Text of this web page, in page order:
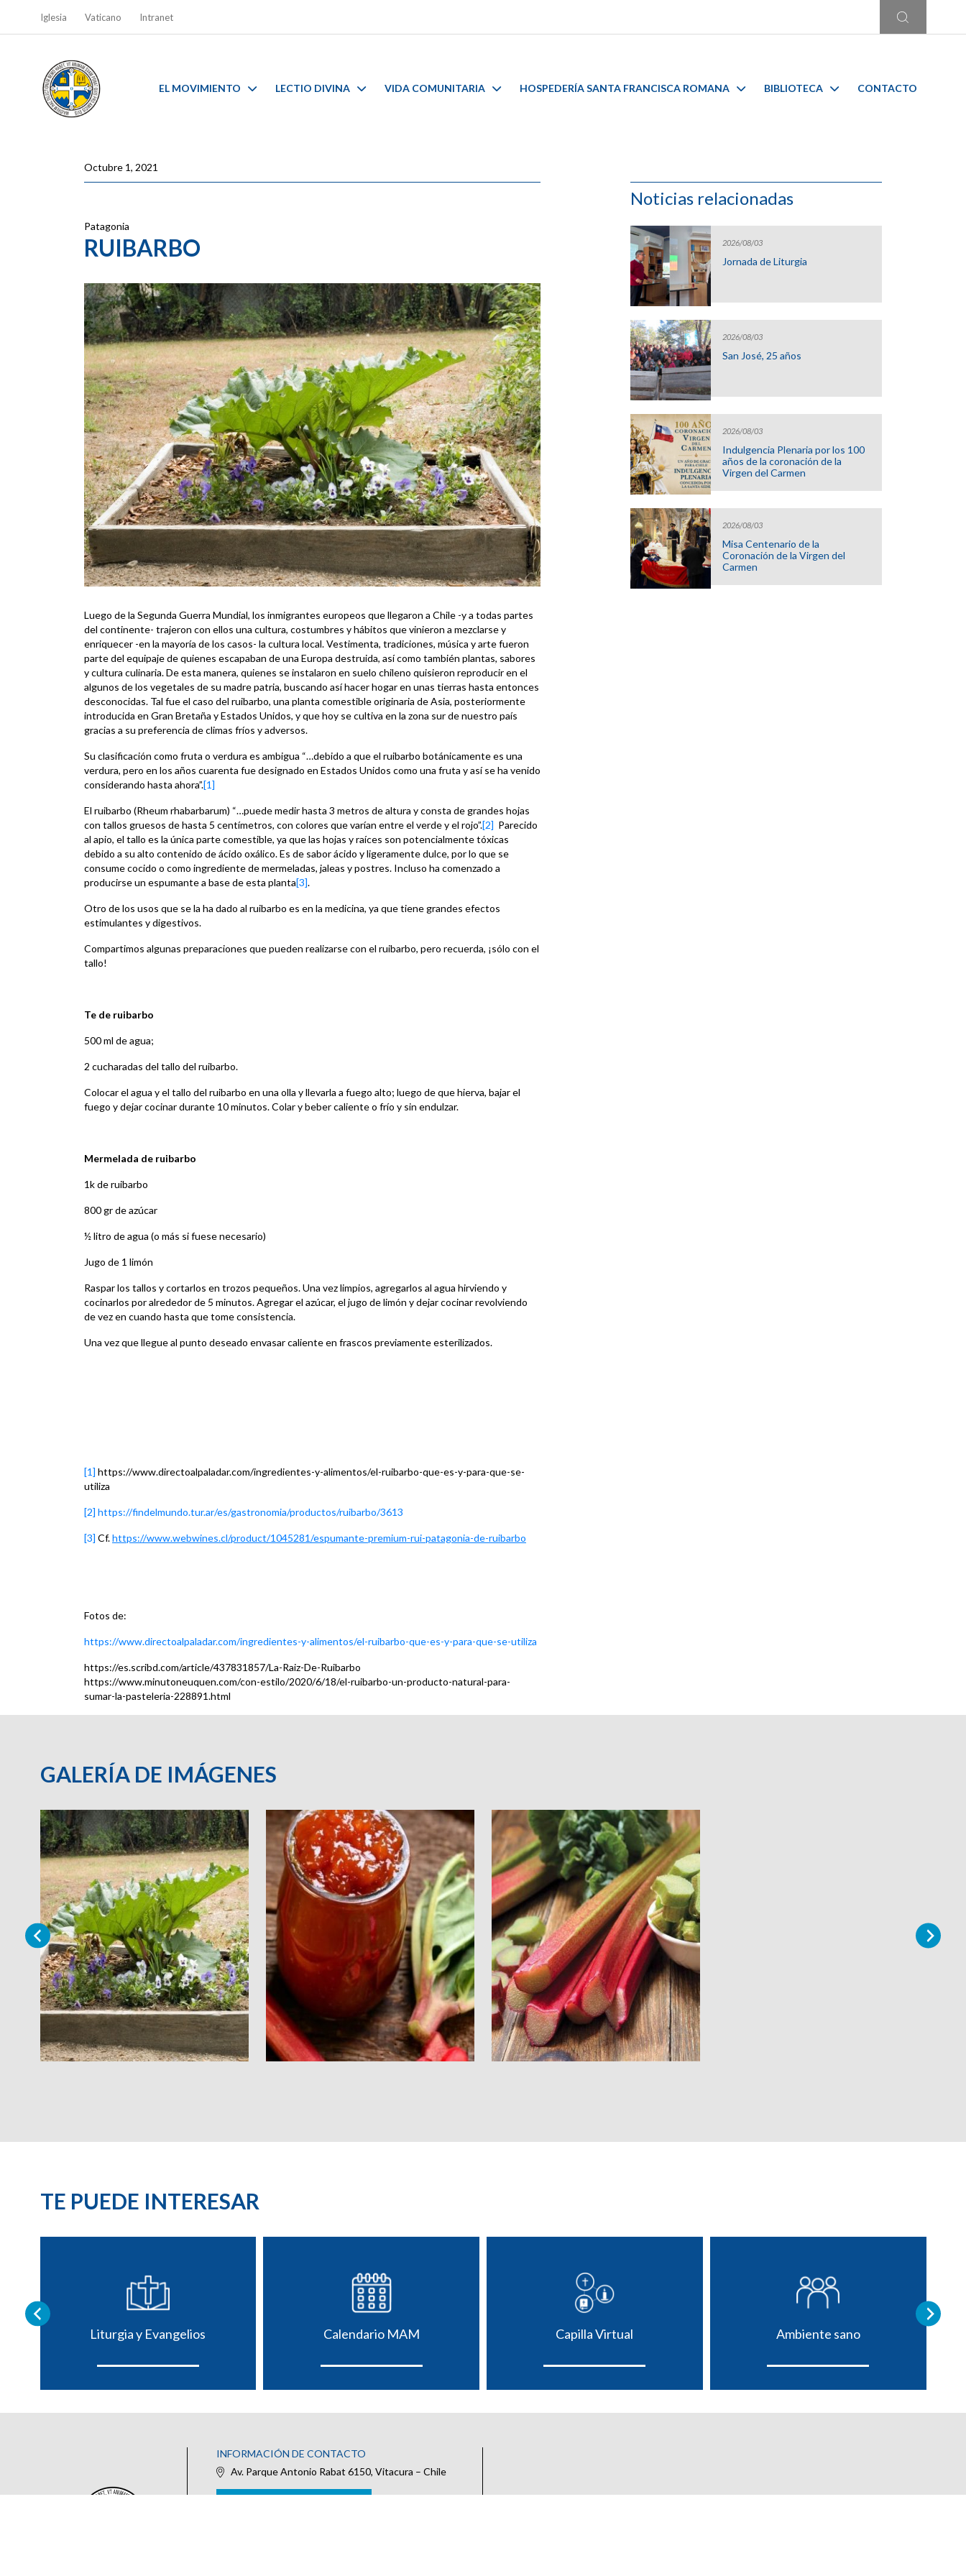
Iglesia Vaticano Intranet
EL MOVIMIENTO LECTIO DIVINA VIDA COMUNITARIA HOSPEDERÍA SANTA FRANCISCA ROMANA BIBLIOTECA CONTACTO
Octubre 1, 2021
Patagonia
RUIBARBO
Luego de la Segunda Guerra Mundial, los inmigrantes europeos que llegaron a Chile -y a todas partes
del continente- trajeron con ellos una cultura, costumbres y hábitos que vinieron a mezclarse y
enriquecer -en la mayoría de los casos- la cultura local. Vestimenta, tradiciones, música y arte fueron
parte del equipaje de quienes escapaban de una Europa destruida, así como también plantas, sabores
y cultura culinaria. De esta manera, quienes se instalaron en suelo chileno quisieron reproducir en el
algunos de los vegetales de su madre patria, buscando así hacer hogar en unas tierras hasta entonces
desconocidas. Tal fue el caso del ruibarbo, una planta comestible originaria de Asia, posteriormente
introducida en Gran Bretaña y Estados Unidos, y que hoy se cultiva en la zona sur de nuestro país
gracias a su preferencia de climas fríos y adversos.
Su clasificación como fruta o verdura es ambigua “…debido a que el ruibarbo botánicamente es una
verdura, pero en los años cuarenta fue designado en Estados Unidos como una fruta y así se ha venido
considerando hasta ahora”.[1]
El ruibarbo (Rheum rhabarbarum) “…puede medir hasta 3 metros de altura y consta de grandes hojas
con tallos gruesos de hasta 5 centímetros, con colores que varían entre el verde y el rojo”.[2] Parecido
al apio, el tallo es la única parte comestible, ya que las hojas y raíces son potencialmente tóxicas
debido a su alto contenido de ácido oxálico. Es de sabor ácido y ligeramente dulce, por lo que se
consume cocido o como ingrediente de mermeladas, jaleas y postres. Incluso ha comenzado a
producirse un espumante a base de esta planta[3].
Otro de los usos que se la ha dado al ruibarbo es en la medicina, ya que tiene grandes efectos
estimulantes y digestivos.
Compartimos algunas preparaciones que pueden realizarse con el ruibarbo, pero recuerda, ¡sólo con el
tallo!
Te de ruibarbo
500 ml de agua;
2 cucharadas del tallo del ruibarbo.
Colocar el agua y el tallo del ruibarbo en una olla y llevarla a fuego alto; luego de que hierva, bajar el
fuego y dejar cocinar durante 10 minutos. Colar y beber caliente o frío y sin endulzar.
Mermelada de ruibarbo
1k de ruibarbo
800 gr de azúcar
½ litro de agua (o más si fuese necesario)
Jugo de 1 limón
Raspar los tallos y cortarlos en trozos pequeños. Una vez limpios, agregarlos al agua hirviendo y
cocinarlos por alrededor de 5 minutos. Agregar el azúcar, el jugo de limón y dejar cocinar revolviendo
de vez en cuando hasta que tome consistencia.
Una vez que llegue al punto deseado envasar caliente en frascos previamente esterilizados.
[1] https://www.directoalpaladar.com/ingredientes-y-alimentos/el-ruibarbo-que-es-y-para-que-se-
utiliza
[2] https://findelmundo.tur.ar/es/gastronomia/productos/ruibarbo/3613
[3] Cf.https://www.webwines.cl/product/1045281/espumante-premium-rui-patagonia-de-ruibarbo
Fotos de:
https://www.directoalpaladar.com/ingredientes-y-alimentos/el-ruibarbo-que-es-y-para-que-se-utiliza
https://es.scribd.com/article/437831857/La-Raiz-De-Ruibarbo
https://www.minutoneuquen.com/con-estilo/2020/6/18/el-ruibarbo-un-producto-natural-para-
sumar-la-pasteleria-228891.html
Noticias relacionadas
2026/08/03
Jornada de Liturgia
2026/08/03
San José, 25 años
2026/08/03
Indulgencia Plenaria por los 100
años de la coronación de la
Virgen del Carmen
2026/08/03
Misa Centenario de la
Coronación de la Virgen del
Carmen
GALERÍA DE IMÁGENES
TE PUEDE INTERESAR
Liturgia y Evangelios Calendario MAM Capilla Virtual Ambiente sano
INFORMACIÓN DE CONTACTO
Av. Parque Antonio Rabat 6150, Vitacura – Chile